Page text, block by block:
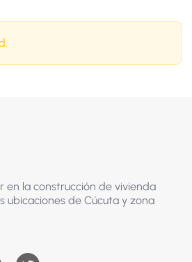
en la construcción de vivienda
ubicaciones de Cúcuta y zona